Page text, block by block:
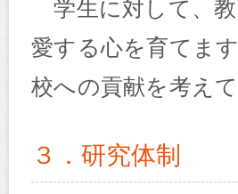
学生に対して、
愛する心を育てま
校への貢献を考え
３．研究体制